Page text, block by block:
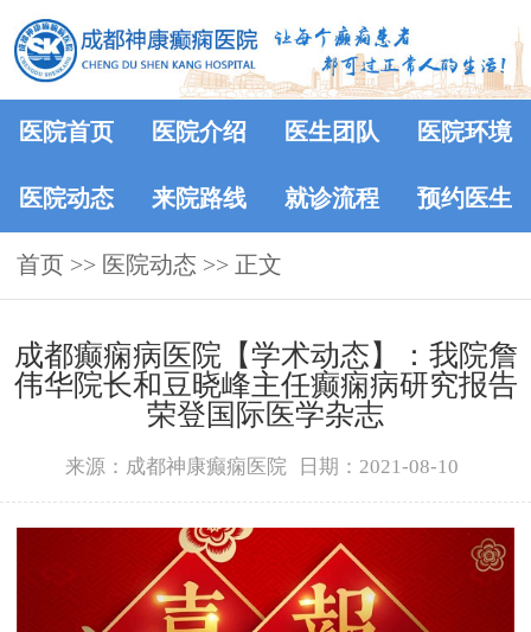
医院首页 医院介绍 医生团队 医院环境
医院动态 来院路线 就诊流程 预约医生
首页 >> 医院动态 >> 正文
成都癫痫病医院【学术动态】：我院詹
伟华院长和豆晓峰主任癫痫病研究报告
荣登国际医学杂志
来源：成都神康癫痫医院 日期：2021-08-10